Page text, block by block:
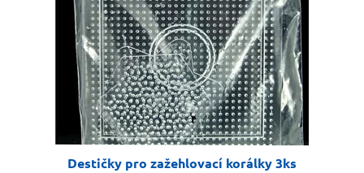
Destičky pro zažehlovací korálky 3ks